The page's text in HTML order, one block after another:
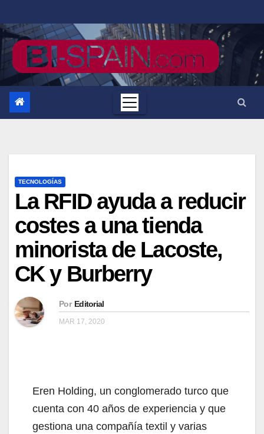
al
contenido
TECNOLOGÍAS
La RFID ayuda a reducir
costes a una tienda
minorista de Lacoste,
CK y Burberry
Por Editorial
MAR 17, 2020
Eren Holding, un conglomerado turco que
cuenta con 40 años de experiencia y que
gestiona una compañía textil y varias